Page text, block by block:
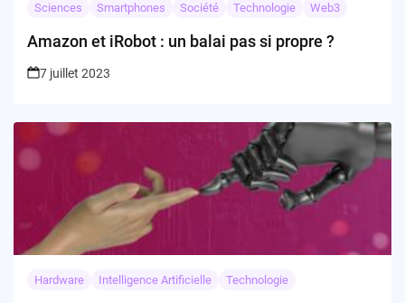
Sciences
Smartphones Société Technologie Web3
Amazon et iRobot : un balai pas si propre ?
7 juillet 2023
Hardware Intelligence Artificielle Technologie